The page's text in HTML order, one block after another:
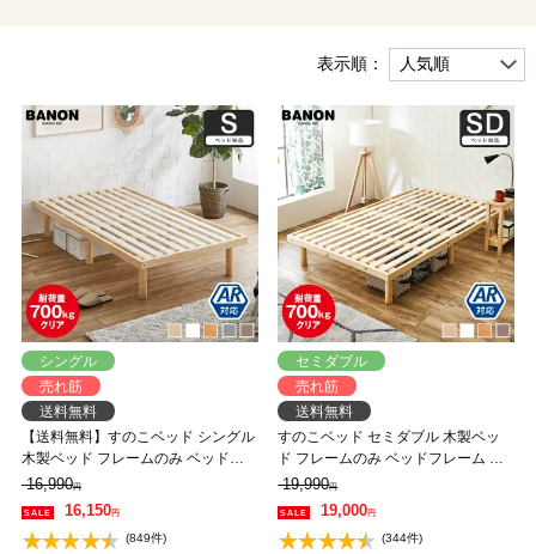
表示順：
シングル
売れ筋
送料無料
【送料無料】すのこベッド シングル
木製ベッド フレームのみ ベッドフ
レーム ローベッド 高さ調整 組立簡
単 ヘッドレス 一人暮らし 北欧 低ホ
ルムアルデヒド バノン【AR】
16,990円
16,150円
(849件)
セミダブル
売れ筋
送料無料
すのこベッド セミダブル 木製ベッ
ド フレームのみ ベッドフレーム ロ
ーベッド 高さ調整 組立簡単 ヘッド
レス 一人暮らし 北欧 低ホルムアル
デヒド バノン【AR】 【大型家具配
送】
19,990円
19,000円
(344件)